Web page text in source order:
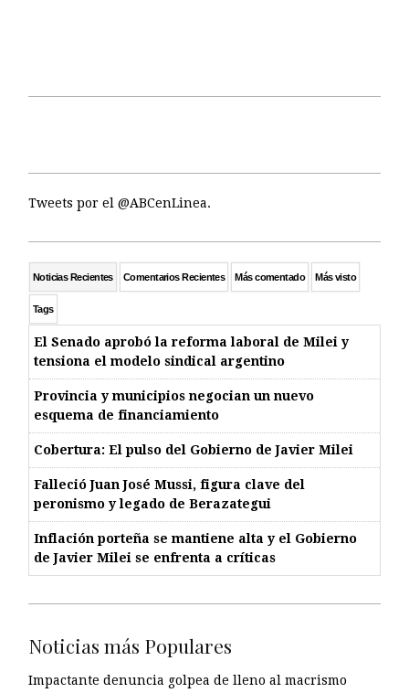
Tweets por el @ABCenLinea.
Noticias Recientes Comentarios Recientes Más comentado Más visto
Tags
El Senado aprobó la reforma laboral de Milei y
tensiona el modelo sindical argentino
Provincia y municipios negocian un nuevo
esquema de financiamiento
Cobertura: El pulso del Gobierno de Javier Milei
Falleció Juan José Mussi, figura clave del
peronismo y legado de Berazategui
Inflación porteña se mantiene alta y el Gobierno
de Javier Milei se enfrenta a críticas
Noticias más Populares
Impactante denuncia golpea de lleno al macrismo